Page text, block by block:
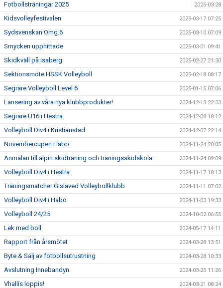
Fotbollsträningar 2025 2025-03-28
Kidsvolleyfestivalen 2025-03-17 07:25
Sydsvenskan Omg.6 2025-03-10 07:09
Smycken upphittade 2025-03-01 09:41
Skidkväll på Isaberg 2025-02-27 21:30
Sektionsmöte HSSK Volleyboll 2025-02-18 08:17
Segrare Volleyboll Level 6 2025-01-15 07:06
Lansering av våra nya klubbprodukter! 2024-12-13 22:33
Segrare U16 i Hestra 2024-12-08 18:12
Volleyboll Div4 i Kristianstad 2024-12-07 22:14
Novembercupen Habo 2024-11-24 20:05
Anmälan till alpin skidträning och träningsskidskola 2024-11-24 09:09
Volleyboll Div4 i Hestra 2024-11-17 18:13
Träningsmatcher Gislaved Volleybollklubb 2024-11-11 07:02
Volleyboll Div4 i Habo 2024-11-03 19:33
Volleyboll 24/25 2024-10-02 06:55
Lek med boll 2024-05-17 14:11
Rapport från årsmötet 2024-03-28 13:51
Byte & Sälj av fotbollsutrustning 2024-03-28 10:33
Avslutning Innebandyn 2024-03-25 11:26
Vhallís loppis! 2024-03-21 08:24